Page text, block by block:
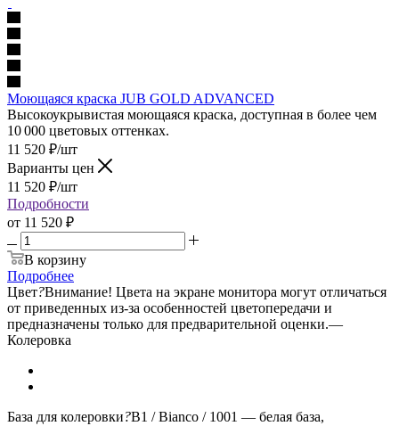
Моющаяся краска JUB GOLD ADVANCED
Высокоукрывистая моющаяся краска, доступная в более чем
10 000 цветовых оттенках.
11 520 ₽/шт
Варианты цен
11 520 ₽/шт
Подробности
от 11 520 ₽
В корзину
Подробнее
Цвет?Внимание! Цвета на экране монитора могут отличаться
от приведенных из-за особенностей цветопередачи и
предназначены только для предварительной оценки.—
Колеровка
База для колеровки?B1 / Bianco / 1001 — белая база,